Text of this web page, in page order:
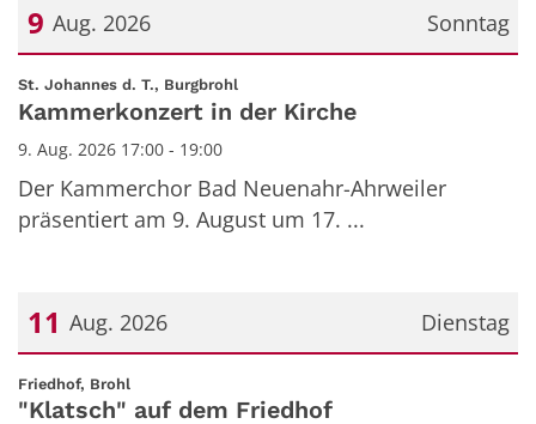
Sonntag
9 Aug. 2026
Datum: 9. August 2026
St. Johannes d. T., Burgbrohl
Kammerkonzert in der Kirche
9. Aug. 2026 17:00 - 19:00
Der Kammerchor Bad Neuenahr-Ahrweiler
präsentiert am 9. August um 17. ...
Dienstag
11 Aug. 2026
Datum: 11. August 2026
Friedhof, Brohl
"Klatsch" auf dem Friedhof